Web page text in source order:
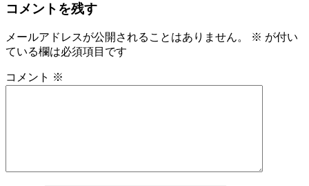
コメントを残す
メールアドレスが公開されることはありません。 ※ が付い
ている欄は必須項目です
コメント ※